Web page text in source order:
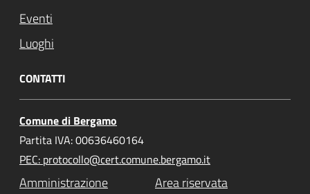
Eventi
Luoghi
CONTATTI
Comune di Bergamo
Partita IVA: 00636460164
PEC: protocollo@cert.comune.bergamo.it
Amministrazione
Area riservata